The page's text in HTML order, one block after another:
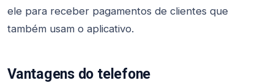
ele para receber pagamentos de clientes que
também usam o aplicativo.
Vantagens do telefone